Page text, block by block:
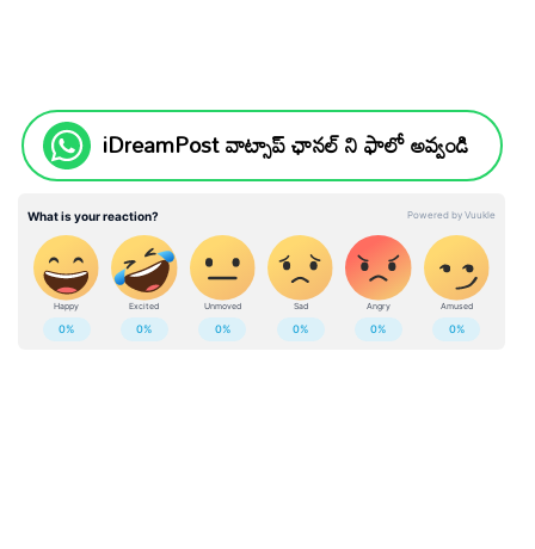
iDreamPost వాట్సాప్ ఛానల్ ని ఫాలో అవ్వండి